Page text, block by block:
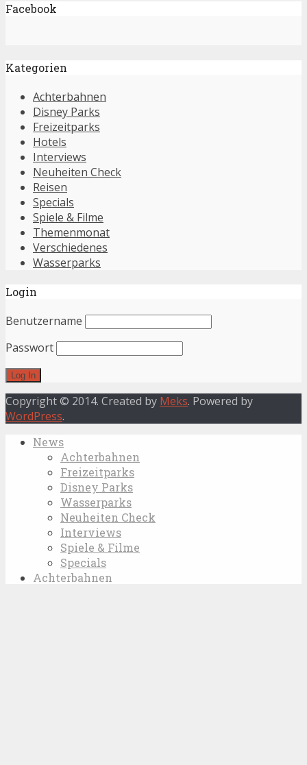
Facebook
Kategorien
Achterbahnen
Disney Parks
Freizeitparks
Hotels
Interviews
Neuheiten Check
Reisen
Specials
Spiele & Filme
Themenmonat
Verschiedenes
Wasserparks
Login
Benutzername
Passwort
Copyright © 2014. Created by Meks. Powered by
WordPress.
News
Achterbahnen
Freizeitparks
Disney Parks
Wasserparks
Neuheiten Check
Interviews
Spiele & Filme
Specials
Achterbahnen